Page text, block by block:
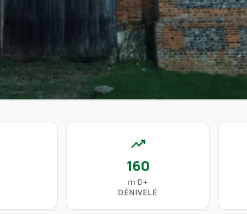
trending_up
160
m D+
DÉNIVELÉ